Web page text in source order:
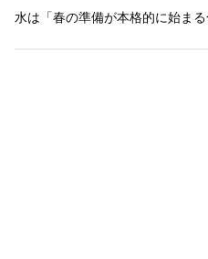
水は「春の準備が本格的に始ま